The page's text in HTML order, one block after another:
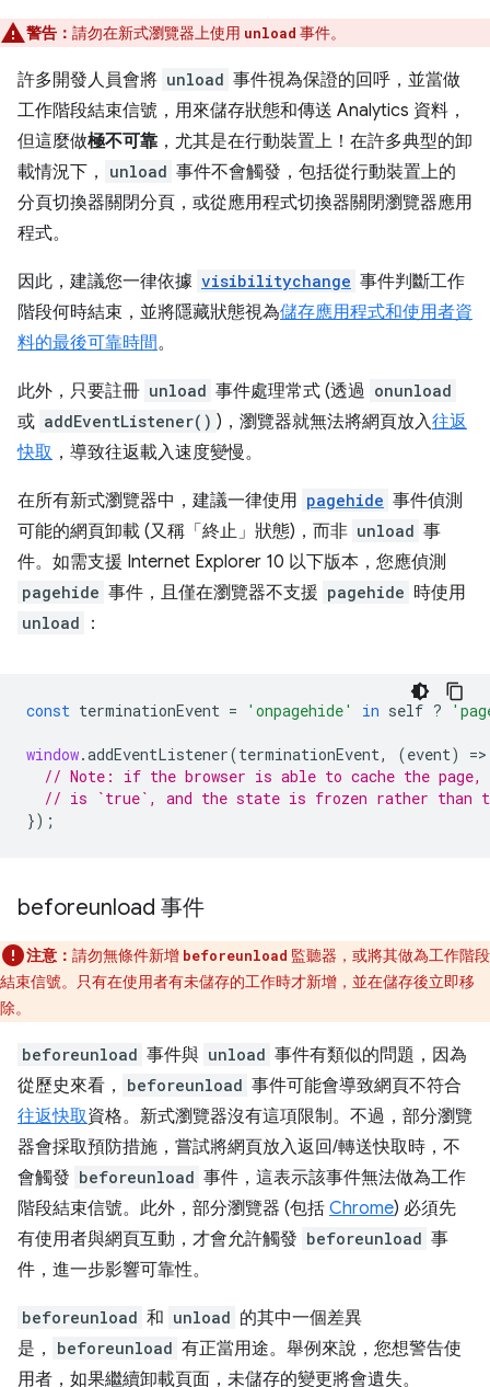
警告： 請勿在新式瀏覽器上使用 unload 事件。
許多開發人員會將 unload 事件視為保證的回呼，並當做
工作階段結束信號，用來儲存狀態和傳送 Analytics 資料，
但這麼做極不可靠 ，尤其是在行動裝置上！在許多典型的卸
載情況下，
unload 事件不會觸發，包括從行動裝置上的
分頁切換器關閉分頁，或從應用程式切換器關閉瀏覽器應用
程式。
因此，建議您一律依據 visibilitychange 事件判斷工作
階段何時結束，並將隱藏狀態視為儲存應用程式和使用者資
料的最後可靠時間。
此外，只要註冊 unload 事件處理常式 (透過 onunload
或 addEventListener() )，瀏覽器就無法將網頁放入往返
快取 ，導致往返載入速度變慢。
在所有新式瀏覽器中，建議一律使用 pagehide 事件偵測
可能的網頁卸載 (又稱「終止」 狀態)，而非 unload 事
件。如需支援 Internet Explorer 10 以下版本，您應偵測
pagehide 事件，且僅在瀏覽器不支援 pagehide 時使用
unload ：
const terminationEvent = 'onpagehide' in self ?
window.addEventListener(terminationEvent, (event) =>
// Note: if the browser is able to cache the page,
// is `true`, and the state is frozen rather than
});
beforeunload 事件
注意： 請勿無條件新增 beforeunload 監聽器，或將其做為工作階段
結束信號。只有在使用者有未儲存的工作時才新增，並在儲存後立即移
除。
beforeunload 事件與 unload 事件有類似的問題，因為
從歷史來看，
beforeunload 事件可能會導致網頁不符合
往返快取資格。新式瀏覽器沒有這項限制。不過，部分瀏覽
器會採取預防措施，嘗試將網頁放入返回/轉送快取時，不
會觸發 beforeunload 事件，這表示該事件無法做為工作
階段結束信號。此外，部分瀏覽器 (包括 Chrome) 必須先
有使用者與網頁互動，才會允許觸發 beforeunload 事
件，進一步影響可靠性。
beforeunload 和 unload 的其中一個差異
是，
beforeunload 有正當用途。舉例來說，您想警告使
用者，如果繼續卸載頁面，未儲存的變更將會遺失。